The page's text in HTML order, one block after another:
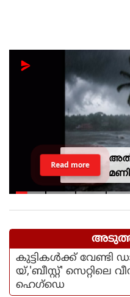
Read more
കുട്ടികള്‍ക്ക് വേണ്ടി
യ്,'ബീസ്റ്റ്' സെറ്റിലെ
ഹെഗ്ഡെ